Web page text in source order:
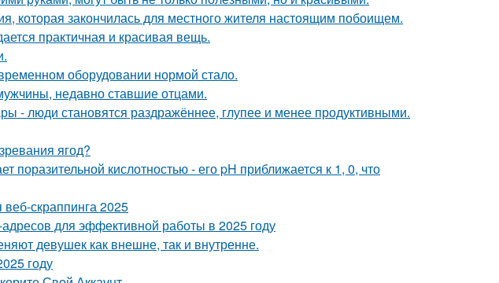
которая закончилась для местного жителя настоящим побоищем.
практичная и красивая вещь.
оборудовании нормой стало.
недавно ставшие отцами.
- люди становятся раздражённее, глупее и менее продуктивными.
ягод?
поразительной кислотностью - его pH приближается к 1, 0, что
скраппинга 2025
для эффективной работы в 2025 году
девушек как внешне, так и внутренне.
году